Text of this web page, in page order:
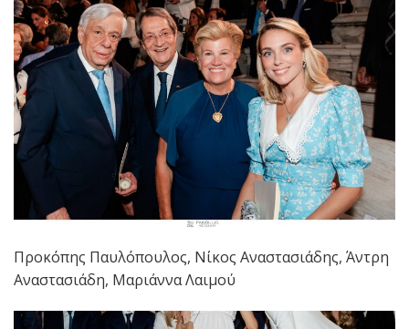
Προκόπης Παυλόπουλος, Νίκος Αναστασιάδης, Άντρη
Αναστασιάδη, Μαριάννα Λαιμού